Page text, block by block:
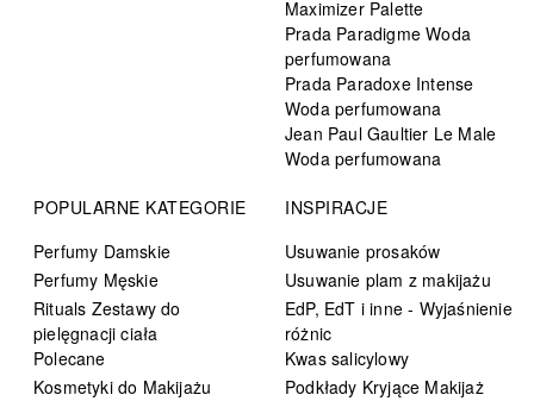
Maximizer Palette
Prada Paradigme Woda
perfumowana
Prada Paradoxe Intense
Woda perfumowana
Jean Paul Gaultier Le Male
Woda perfumowana
POPULARNE KATEGORIE
Perfumy Damskie
Perfumy Męskie
Rituals Zestawy do
pielęgnacji ciała
Polecane
Kosmetyki do Makijażu
INSPIRACJE
Usuwanie prosaków
Usuwanie plam z makijażu
EdP, EdT i inne - Wyjaśnienie
różnic
Kwas salicylowy
Podkłady Kryjące Makijaż